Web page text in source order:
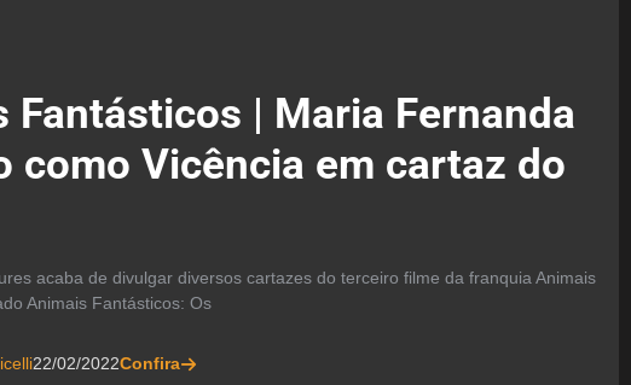
Fantásticos | Maria Fernanda
como Vicência em cartaz do
acaba de divulgar diversos cartazes do terceiro filme da franquia Animais
Animais Fantásticos: Os
22/02/2022Confira